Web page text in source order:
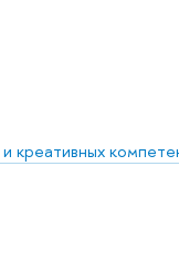
креативных